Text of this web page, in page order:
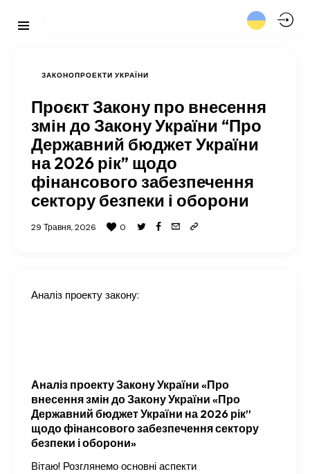
ЗАКОНОПРОЕКТИ УКРАЇНИ
Проєкт Закону про внесення
змін до Закону України “Про
Державний бюджет України
на 2026 рік” щодо
фінансового забезпечення
сектору безпеки і оборони
29 Травня, 2026 0
Аналіз проекту закону:
Аналіз проекту Закону України «Про
внесення змін до Закону України «Про
Державний бюджет України на 2026 рік”
щодо фінансового забезпечення сектору
безпеки і оборони»
Вітаю! Розглянемо основні аспекти